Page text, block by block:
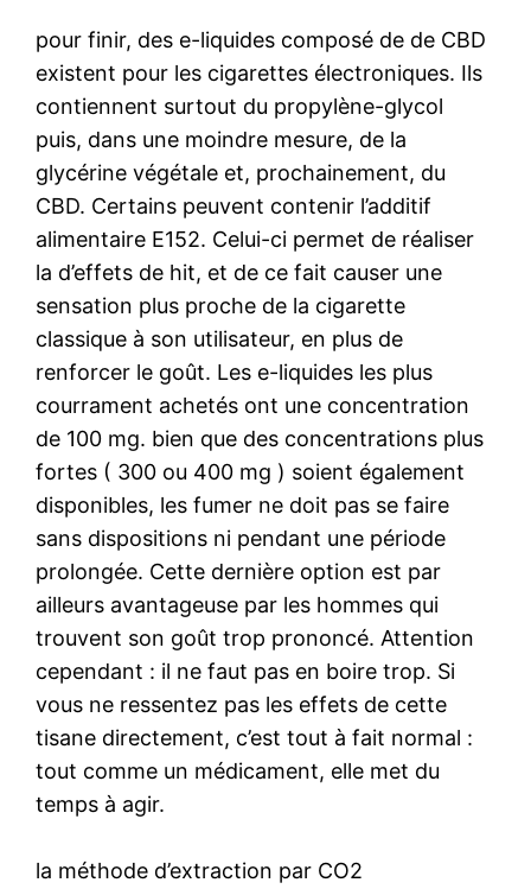
pour finir, des e-liquides composé de de CBD
existent pour les cigarettes électroniques. Ils
contiennent surtout du propylène-glycol
puis, dans une moindre mesure, de la
glycérine végétale et, prochainement, du
CBD. Certains peuvent contenir l’additif
alimentaire E152. Celui-ci permet de réaliser
la d’effets de hit, et de ce fait causer une
sensation plus proche de la cigarette
classique à son utilisateur, en plus de
renforcer le goût. Les e-liquides les plus
courrament achetés ont une concentration
de 100 mg. bien que des concentrations plus
fortes ( 300 ou 400 mg ) soient également
disponibles, les fumer ne doit pas se faire
sans dispositions ni pendant une période
prolongée. Cette dernière option est par
ailleurs avantageuse par les hommes qui
trouvent son goût trop prononcé. Attention
cependant : il ne faut pas en boire trop. Si
vous ne ressentez pas les effets de cette
tisane directement, c’est tout à fait normal :
tout comme un médicament, elle met du
temps à agir.
la méthode d’extraction par CO2